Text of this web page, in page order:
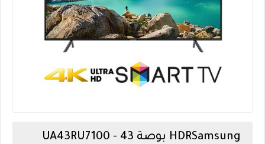
Samsung
UA43RU7100 - 43 بوصة HDR